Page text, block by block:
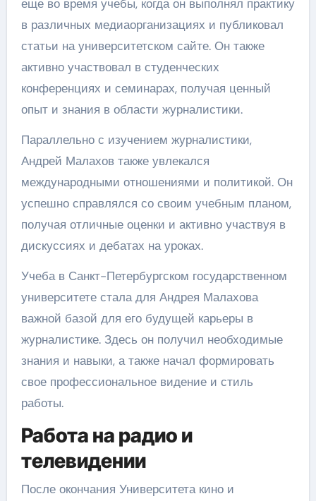
еще во время учебы, когда он выполнял практику
в различных медиаорганизациях и публиковал
статьи на университетском сайте. Он также
активно участвовал в студенческих
конференциях и семинарах, получая ценный
опыт и знания в области журналистики.
Параллельно с изучением журналистики,
Андрей Малахов также увлекался
международными отношениями и политикой. Он
успешно справлялся со своим учебным планом,
получая отличные оценки и активно участвуя в
дискуссиях и дебатах на уроках.
Учеба в Санкт-Петербургском государственном
университете стала для Андрея Малахова
важной базой для его будущей карьеры в
журналистике. Здесь он получил необходимые
знания и навыки, а также начал формировать
свое профессиональное видение и стиль
работы.
Работа на радио и
телевидении
После окончания Университета кино и